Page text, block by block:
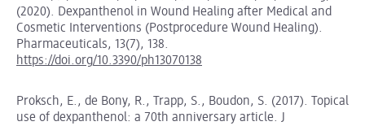
(2020). Dexpanthenol in Wound Healing after Medical and
Cosmetic Interventions (Postprocedure Wound Healing).
Pharmaceuticals, 13(7), 138.
https://doi.org/10.3390/ph13070138
Proksch, E., de Bony, R., Trapp, S., Boudon, S. (2017). Topical
use of dexpanthenol: a 70th anniversary article. J